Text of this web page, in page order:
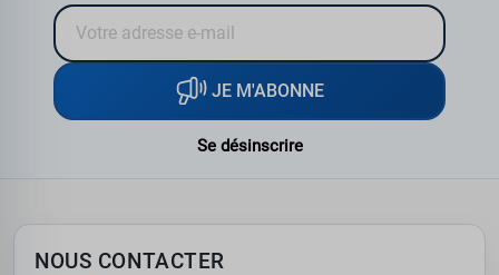
JE M'ABONNE
Se désinscrire
NOUS CONTACTER